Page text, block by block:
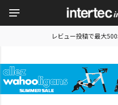
レビュー投稿で最大